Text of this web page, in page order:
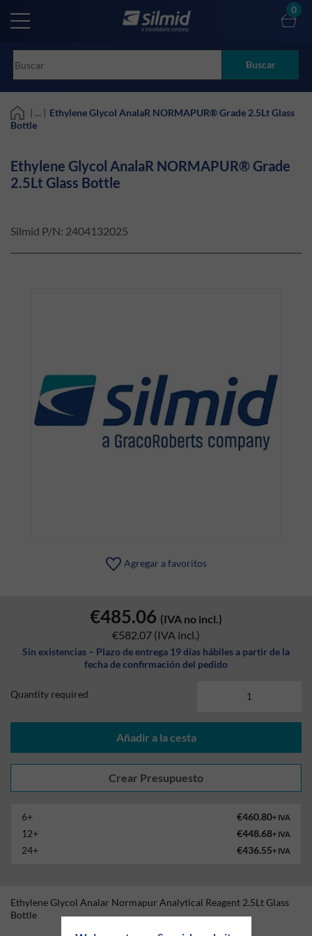
main
Buscar
0
| ... | Ethylene Glycol AnalaR NORMAPUR® Grade 2.5Lt Glass
Bottle
Ethylene Glycol AnalaR NORMAPUR® Grade
2.5Lt Glass Bottle
Silmid P/N: 2404132025
Agregar a favoritos
€485.06 (IVA no incl.)
€582.07 (IVA incl.)
Sin existencias – Plazo de entrega 19 días hábiles a partir de la
fecha de confirmación del pedido
Quantity required
Añadir a la cesta
6+ €460.80+ IVA
12+ €448.68+ IVA
24+ €436.55+ IVA
Ethylene Glycol Analar Normapur Analytical Reagent 2.5Lt Glass
Bottle